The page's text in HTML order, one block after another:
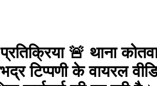
🚨 थाना
टिप्पणी के वायरल